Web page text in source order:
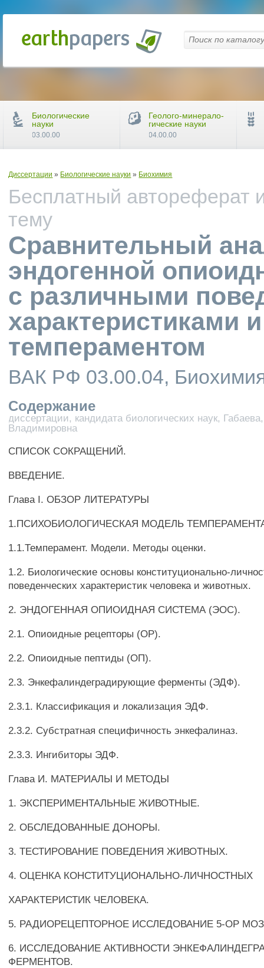
Диссертации » Биологические науки » Биохимия
Бесплатный автореферат
тему
Сравнительный
эндогенной
с различными
характеристиками
темпераментом
ВАК РФ 03.00.04,
Содержание
диссертации, кандидата биологических наук,
Владимировна
СПИСОК СОКРАЩЕНИЙ.
ВВЕДЕНИЕ.
Глава I. ОБЗОР ЛИТЕРАТУРЫ
1.ПСИХОБИОЛОГИЧЕСКАЯ МОДЕЛЬ
1.1.Темперамент. Модели. Методы оценки.
1.2. Биологические основы конституционально-
поведенческих характеристик человека и животных.
2. ЭНДОГЕННАЯ ОПИОИДНАЯ СИСТЕМА (ЭОС).
2.1. Опиоидные рецепторы (ОР).
2.2. Опиоидные пептиды (ОП).
2.3. Энкефалиндеградирующие ферменты (ЭДФ).
2.3.1. Классификация и локализация ЭДФ.
2.3.2. Субстратная специфичность энкефалиназ.
2.3.3. Ингибиторы ЭДФ.
Глава И. МАТЕРИАЛЫ И МЕТОДЫ
1. ЭКСПЕРИМЕНТАЛЬНЫЕ ЖИВОТНЫЕ.
2. ОБСЛЕДОВАННЫЕ ДОНОРЫ.
3. ТЕСТИРОВАНИЕ ПОВЕДЕНИЯ ЖИВОТНЫХ.
4. ОЦЕНКА КОНСТИТУЦИОНАЛЬНО-ЛИЧНОСТНЫХ
ХАРАКТЕРИСТИК ЧЕЛОВЕКА.
5. РАДИОРЕЦЕПТОРНОЕ ИССЛЕДОВАНИЕ 5-ОР
6. ИССЛЕДОВАНИЕ АКТИВНОСТИ
ФЕРМЕНТОВ.
Биологические
науки
03.00.00
Геолого-минерало-
гические науки
04.00.00